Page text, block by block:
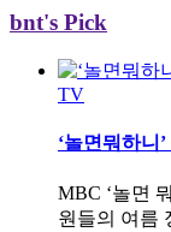
bnt's Pick
TV
‘놀면뭐하니
MBC ‘놀면
원들의 여름